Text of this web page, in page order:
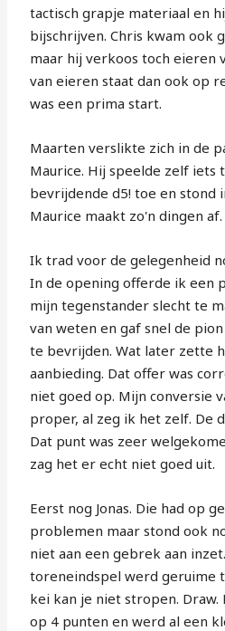
tactisch grapje materiaal en
bijschrijven. Chris kwam ook
maar hij verkoos toch eieren
van eieren staat dan ook op
was een prima start.
Maarten verslikte zich in de
Maurice. Hij speelde zelf iets
bevrijdende d5! toe en stond
Maurice maakt zo'n dingen af.
Ik trad voor de gelegenheid
In de opening offerde ik een
mijn tegenstander slecht te
van weten en gaf snel de
te bevrijden. Wat later zette
aanbieding. Dat offer was
niet goed op. Mijn conversie
proper, al zeg ik het zelf. De
Dat punt was zeer
zag het er echt niet goed uit.
Eerst nog Jonas. Die had op
problemen maar stond ook
niet aan een gebrek aan
toreneindspel werd geruime
kei kan je niet stropen. Draw.
op 4 punten en werd al een